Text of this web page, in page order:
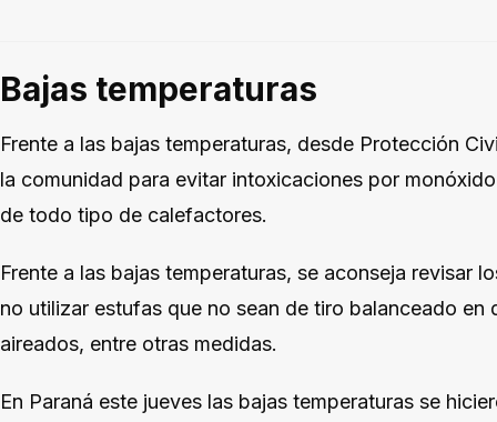
Bajas temperaturas
Frente a las bajas temperaturas, desde Protección
la comunidad para evitar intoxicaciones por
de todo tipo de calefactores.
Frente a las bajas temperaturas, se aconseja revisar
no utilizar estufas que no sean de tiro balanceado
aireados, entre otras medidas.
En Paraná este jueves las bajas temperaturas se